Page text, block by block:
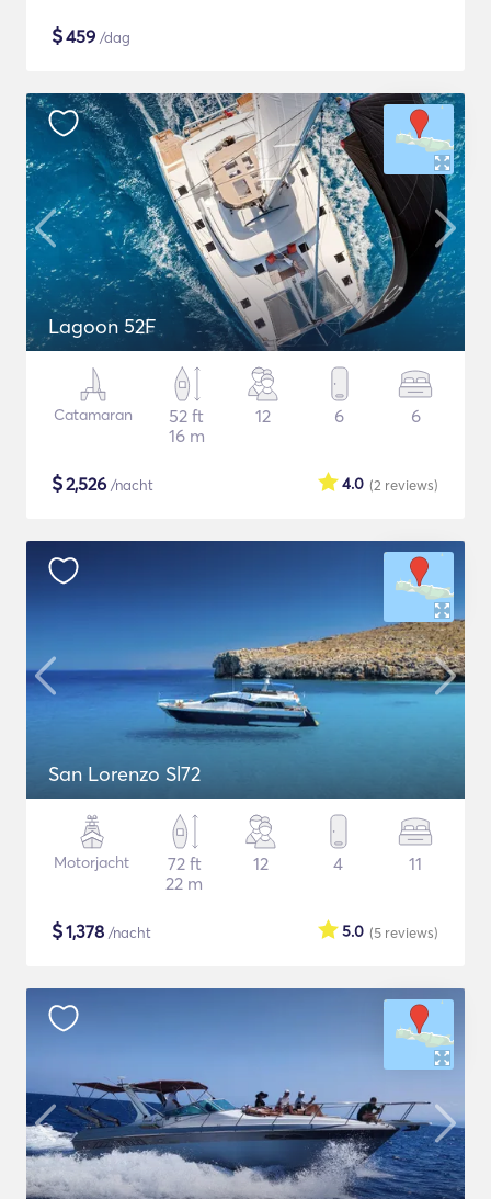
$459 /dag
Lagoon 52F
Catamaran
52 ft
16 m
12 6 6
$2,526 /nacht (2 reviews)
4.0
San Lorenzo Sl72
Motorjacht
72 ft
22 m
12 4 11
$1,378 /nacht (5 reviews)
5.0